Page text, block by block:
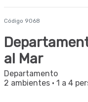
Código 9068
al Mar
Departamento
2 ambientes · 1 a 4